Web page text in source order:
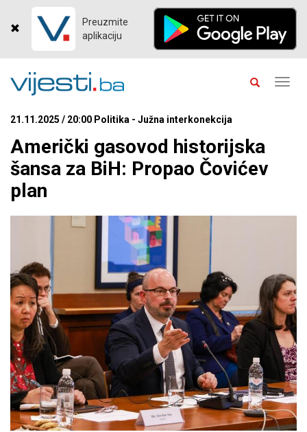
Preuzmite
aplikaciju
21.11.2025 / 20:00 Politika - Južna interkonekcija
Američki gasovod historijska
šansa za BiH: Propao Čovićev
plan